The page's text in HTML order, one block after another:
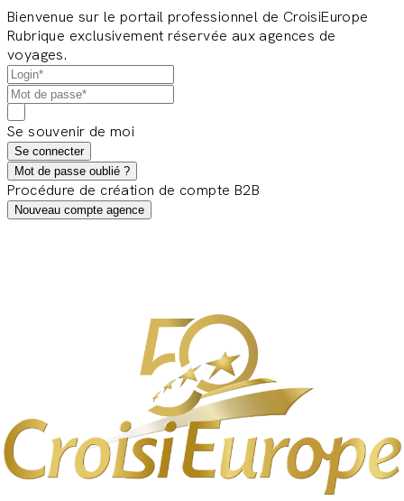
Bienvenue sur le portail professionnel de CroisiEurope
Rubrique exclusivement réservée aux agences de
voyages.
Se souvenir de moi
Se connecter
Mot de passe oublié ?
Procédure de création de compte B2B
Nouveau compte agence